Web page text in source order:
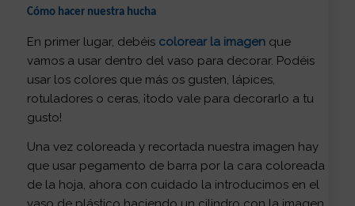
Cómo hacer nuestra hucha
En primer lugar, debéis colorear la imagenque
vamos a usar dentro del vaso para decorar. Podéis
usar los colores que más os gusten, lápices,
rotuladores o ceras, ¡todo vale para decorarlo a tu
gusto!
Una vez coloreada y recortada nuestra imagen hay
que usar pegamento de barra por la cara coloreada
de la hoja, ahora con cuidado la introducimos en el